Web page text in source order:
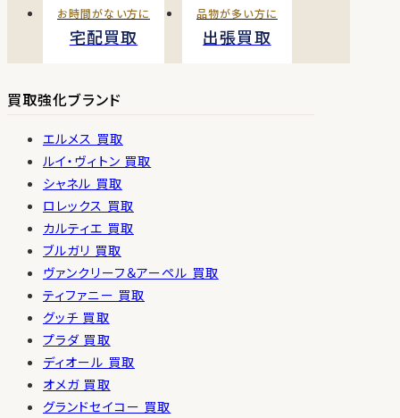
お時間がない方に
宅配買取
品物が多い方に
出張買取
買取強化ブランド
エルメス 買取
ルイ・ヴィトン 買取
シャネル 買取
ロレックス 買取
カルティエ 買取
ブルガリ 買取
ヴァンクリーフ＆アーペル 買取
ティファニー 買取
グッチ 買取
プラダ 買取
ディオール 買取
オメガ 買取
グランドセイコー 買取